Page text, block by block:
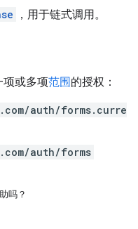
，用于链式调用。
或多项范围的授权：
auth/forms.curre
auth/forms
吗？